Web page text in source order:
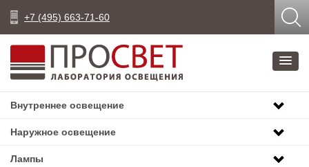
+7 (495) 663-71-60
Внутреннее освещение
Наружное освещение
Лампы